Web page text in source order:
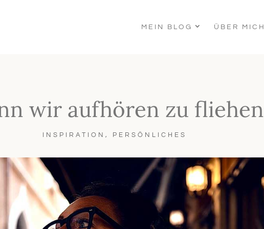
MEIN BLOG ÜBER MICH
wir aufhören zu fliehen
INSPIRATION , PERSÖNLICHES